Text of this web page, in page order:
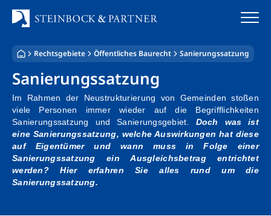
Inhalt
springen
Startseite
Kanzlei
Team
Standorte
Rechtsgebiete
Rechtsgebiete Öffentliches Baurecht Sanierungssatzung
Sanierungssatzung
Im Rahmen der Neustrukturierung von Gemeinden stoßen
viele Personen immer wieder auf die Begrifflichkeiten
Sanierungssatzung und Sanierungsgebiet. Doch was ist
eine Sanierungssatzung, welche Auswirkungen hat diese
auf Eigentümer und wann muss in Folge einer
Sanierungssatzung ein Ausgleichsbetrag entrichtet
werden?
Hier erfahren Sie alles rund um die
Sanierungssatzung.